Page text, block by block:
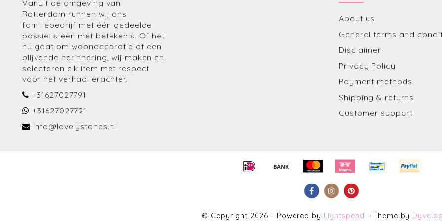
Vanuit de omgeving van
Rotterdam runnen wij ons
familiebedrijf met één gedeelde
passie: steen met betekenis. Of het
nu gaat om woondecoratie of een
blijvende herinnering, wij maken en
selecteren elk item met respect
voor het verhaal erachter.
+31627027791
+31627027791
info@lovelystones.nl
About us
General terms and
Disclaimer
Privacy Policy
Payment methods
Shipping & returns
Customer support
© Copyright 2026 - Powered by Lightspeed - Theme by